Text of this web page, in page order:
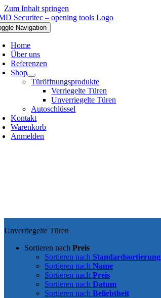
Zum Inhalt springen
Navigation
Home
Über uns
Referenzen
Shop
Türöffnungsprodukte
Verriegelte Türen
Unverriegelte Türen
Autoschlüssel
Kontakt
Warenkorb
Anmelden
Unverriegelte Türen
Sortieren nach Preis
Sortieren nach Standardsortierung
Sortieren nach Name
Sortieren nach Preis
Sortieren nach Datum
Sortieren nach Beliebtheit